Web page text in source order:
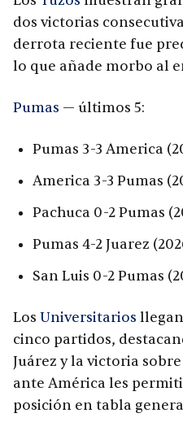
dos victorias
derrota reciente fue
lo que añade morbo al
Pumas — últimos 5:
Pumas 3-3 America
America 3-3 Pumas
Pachuca 0-2 Pumas
Pumas 4-2 Juarez
San Luis 0-2 Pumas
Los Universitarios
cinco partidos,
Juárez y la victoria
ante América les
posición en tabla